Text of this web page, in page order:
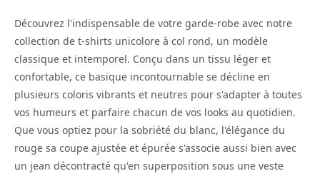
Découvrez l'indispensable de votre garde-robe avec notre
collection de t-shirts unicolore à col rond, un modèle
classique et intemporel. Conçu dans un tissu léger et
confortable, ce basique incontournable se décline en
plusieurs coloris vibrants et neutres pour s'adapter à toutes
vos humeurs et parfaire chacun de vos looks au quotidien.
Que vous optiez pour la sobriété du blanc, l'élégance du
rouge sa coupe ajustée et épurée s'associe aussi bien avec
un jean décontracté qu'en superposition sous une veste